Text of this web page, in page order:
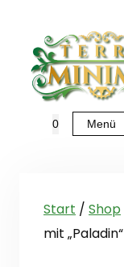
springen
0 Menü
Start / Shop
mit „Paladin“